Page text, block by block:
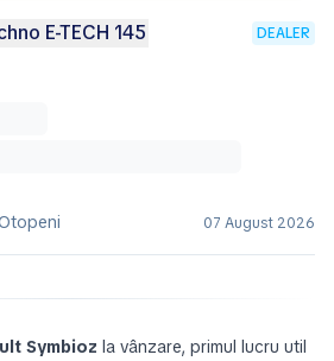
E-TECH 145 DEALER
07 August 2026
Symbioz la vânzare, primul lucru util